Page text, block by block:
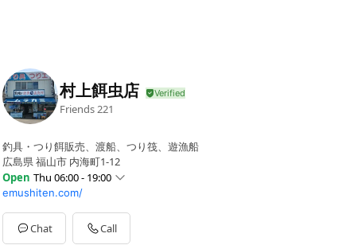
村上餌虫店
Friends 221
釣具・つり餌販売、渡船、つり筏、遊漁船
広島県 福山市 内海町1-12
Open Thu 06:00 - 19:00
Sun06:00 - 19:00
Mon06:00 - 19:00
Tue06:00 - 19:00
Wed06:00 - 19:00
emushiten.com/
Chat Call